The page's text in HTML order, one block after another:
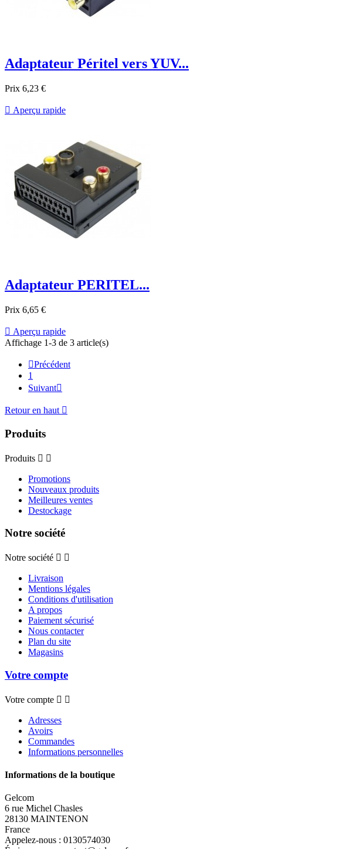
Adaptateur Péritel vers YUV...
Prix 6,23 €
 Aperçu rapide
Adaptateur PERITEL...
Prix 6,65 €
 Aperçu rapide
Affichage 1-3 de 3 article(s)
Précédent
1
Suivant
Retour en haut 
Produits
Produits  
Promotions
Nouveaux produits
Meilleures ventes
Destockage
Notre société
Notre société  
Livraison
Mentions légales
Conditions d'utilisation
A propos
Paiement sécurisé
Nous contacter
Plan du site
Magasins
Votre compte
Votre compte  
Adresses
Avoirs
Commandes
Informations personnelles
Informations de la boutique
Gelcom
6 rue Michel Chasles
28130 MAINTENON
France
Appelez-nous : 0130574030